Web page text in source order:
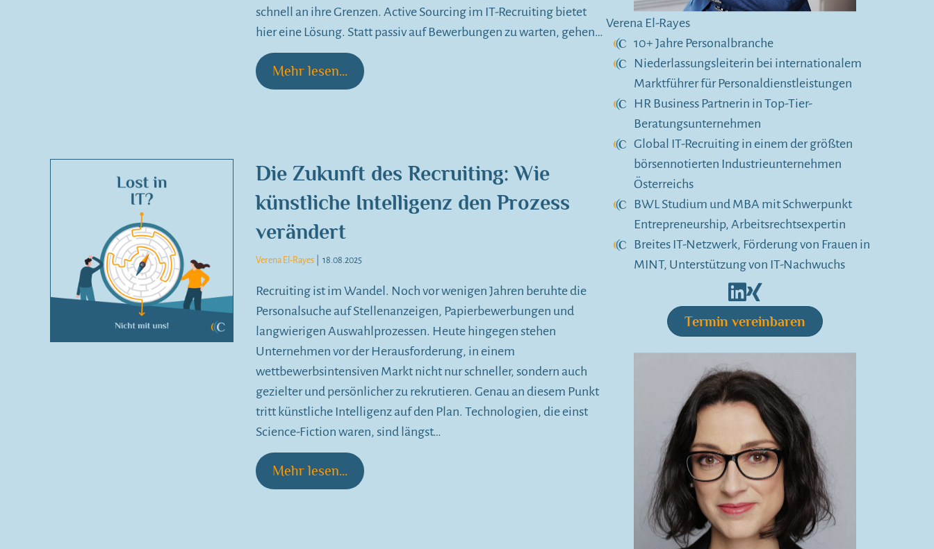
schnell an ihre Grenzen. Active Sourcing im IT-Recruiting bietet
hier eine Lösung. Statt passiv auf Bewerbungen zu warten, gehen…
Mehr lesen...
Die Zukunft des Recruiting: Wie
künstliche Intelligenz den Prozess
verändert
Verena El-Rayes 18.08.2025
Recruiting ist im Wandel. Noch vor wenigen Jahren beruhte die
Personalsuche auf Stellenanzeigen, Papierbewerbungen und
langwierigen Auswahlprozessen. Heute hingegen stehen
Unternehmen vor der Herausforderung, in einem
wettbewerbsintensiven Markt nicht nur schneller, sondern auch
gezielter und persönlicher zu rekrutieren. Genau an diesem Punkt
tritt künstliche Intelligenz auf den Plan. Technologien, die einst
Science-Fiction waren, sind längst…
Mehr lesen...
Verena El-Rayes
10+ Jahre Personalbranche
Niederlassungsleiterin bei internationalem
Marktführer für Personaldienstleistungen
HR Business Partnerin in Top-Tier-
Beratungsunternehmen
Global IT-Recruiting in einem der größten
börsennotierten Industrieunternehmen
Österreichs
BWL Studium und MBA mit Schwerpunkt
Entrepreneurship, Arbeitsrechtsexpertin
Breites IT-Netzwerk, Förderung von Frauen in
MINT, Unterstützung von IT-Nachwuchs
Termin vereinbaren